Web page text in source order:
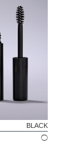
BLACK
◯